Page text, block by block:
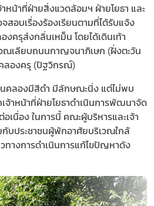
หน้าที่ฝ่ายสิ่งแวดล้อมฯ ฝ่ายโยธา และ
สอบเรื่องร้องเรียนตามที่ได้รับแจ้ง
งครุส่งกลิ่นเหม็น โดยได้เดินเท้า
ณเลียบถนนกาญจนาภิเษก (ฝั่งตะวัน
ลองครุ (ปัฐวิกรณ์)
นคลองมีสีดำ มีลักษณะนิ่ง แต่ไม่พบ
จ้าหน้าที่ฝ่ายโยธาดำเนินการพัฒนาจัด
เนื่อง ในการนี้ คณะผู้บริหารและเจ้า
บประชาชนผู้พักอาศัยบริเวณใกล้
ทางการดำเนินการแก้ไขปัญหาดัง